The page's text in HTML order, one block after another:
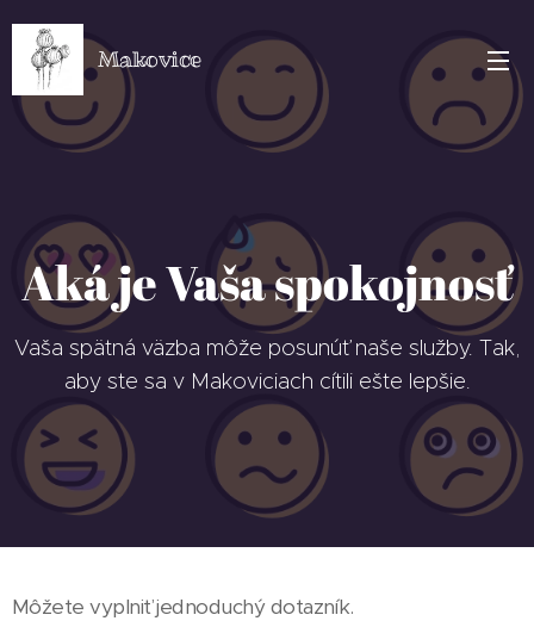
Makovice
Aká je Vaša spokojnosť
Vaša spätná väzba môže posunúť naše služby. Tak,
aby ste sa v Makoviciach cítili ešte lepšie.
Môžete vyplniť jednoduchý dotazník.